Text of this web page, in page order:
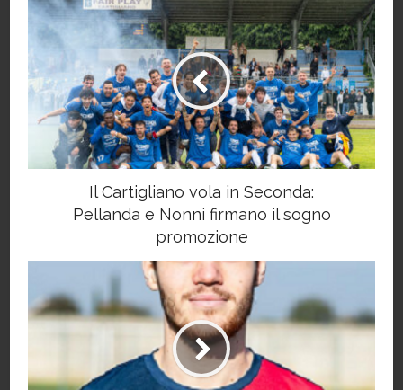
Il Cartigliano vola in Seconda:
Pellanda e Nonni firmano il sogno
promozione